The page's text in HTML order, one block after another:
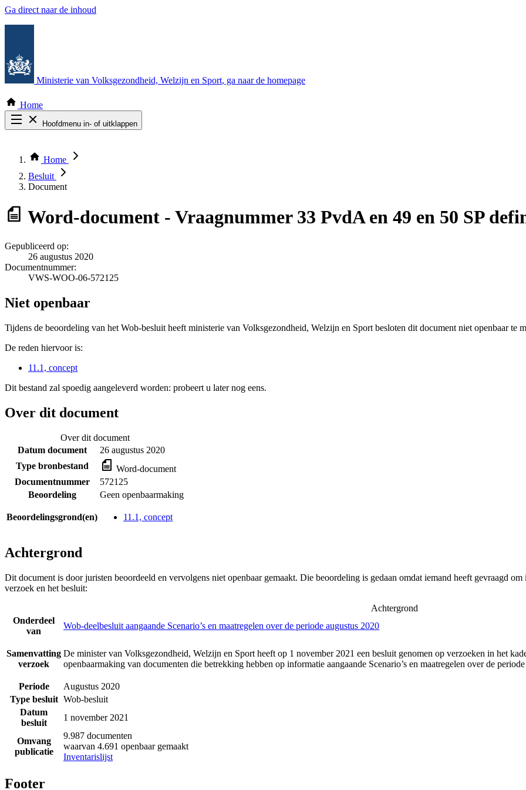
Ga direct naar de inhoud
Ministerie van Volksgezondheid, Welzijn en Sport, ga naar de homepage
Home
Hoofdmenu in- of uitklappen
Thema COVID-19
Bekijk per bestuursorgaan
Home
Besluit
Document
Word-document - Vraagnummer 33 PvdA en 49 en 50 SP
Gepubliceerd op:
26 augustus 2020
Documentnummer:
VWS-WOO-06-572125
Niet openbaar
Tijdens de beoordeling van het Wob-besluit heeft ministerie van Volksgezondheid, Welzijn en Sport besloten dit document niet openbaar te
De reden hiervoor is:
11.1, concept
Dit bestand zal spoedig aangeleverd worden: probeert u later nog eens.
Over dit document
Over dit document
Datum document
26 augustus 2020
Type bronbestand
Word-document
Documentnummer
572125
Beoordeling
Geen openbaarmaking
Beoordelingsgrond(en) 11.1, concept
Achtergrond
Dit document is door juristen beoordeeld en vervolgens niet openbaar gemaakt. Die beoordeling is gedaan omdat iemand heeft gevraagd
verzoek en het besluit:
Achtergrond
Onderdeel
van
Wob-deelbesluit aangaande Scenario’s en maatregelen over de periode augustus 2020
Samenvatting
verzoek
De minister van Volksgezondheid, Welzijn en Sport heeft op 1 november 2021 een besluit genomen op verzoeken in het
openbaarmaking van documenten die betrekking hebben op informatie aangaande Scenario’s en maatregelen over de
Periode
Augustus 2020
Type besluit Wob-besluit
Datum
besluit
1 november 2021
Omvang
publicatie
9.987 documenten
waarvan 4.691 openbaar gemaakt
Inventarislijst
Footer